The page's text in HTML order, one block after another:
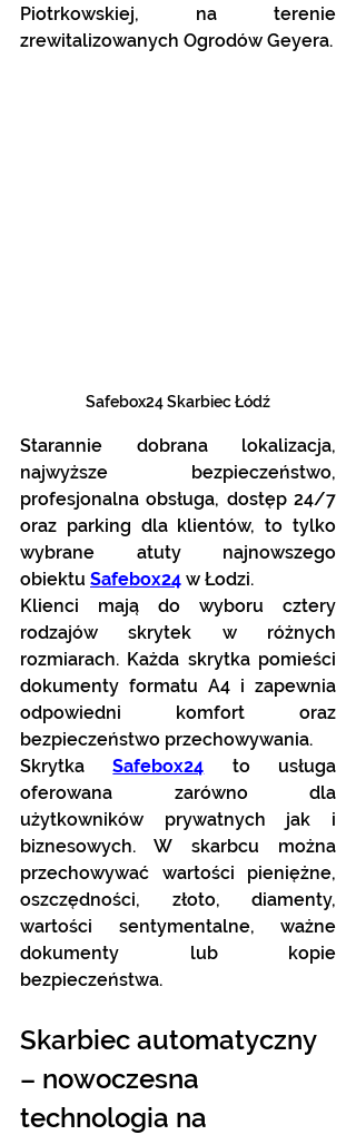
Piotrkowskiej, na terenie
zrewitalizowanych Ogrodów Geyera.
Safebox24 Skarbiec Łódź
Starannie dobrana lokalizacja,
najwyższe bezpieczeństwo,
profesjonalna obsługa, dostęp 24/7
oraz parking dla klientów, to tylko
wybrane atuty najnowszego
obiektu Safebox24 w Łodzi.
Klienci mają do wyboru cztery
rodzajów skrytek w różnych
rozmiarach. Każda skrytka pomieści
dokumenty formatu A4 i zapewnia
odpowiedni komfort oraz
bezpieczeństwo przechowywania.
Skrytka Safebox24 to usługa
oferowana zarówno dla
użytkowników prywatnych jak i
biznesowych. W skarbcu można
przechowywać wartości pieniężne,
oszczędności, złoto, diamenty,
wartości sentymentalne, ważne
dokumenty lub kopie
bezpieczeństwa.
Skarbiec automatyczny
– nowoczesna
technologia na